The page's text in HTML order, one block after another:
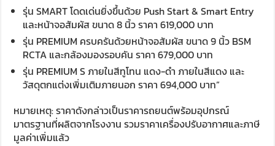
รุ่น SMART โดดเด่นยิ่งขึ้นด้วย Push Start & Smart Entry
และหน้าจอสัมผัส ขนาด 8 นิ้ว ราคา 619,000 บาท
รุ่น PREMIUM ครบครันด้วยหน้าจอสัมผัส ขนาด 9 นิ้ว BSM
RCTA และกล้องมองรอบคัน ราคา 679,000 บาท
รุ่น PREMIUM S ภายในสีทูโทน แดง-ดำ ภายในสีแดง และ
วัสดุตกแต่งเพิ่มเติมภายนอก ราคา 694,000 บาท”
หมายเหตุ: ราคาดังกล่าวเป็นราคารถยนต์พร้อมอุปกรณ์
มาตรฐานที่ผลิตจากโรงงาน รวมราคาเครื่องปรับอากาศและภาษี
มูลค่าเพิ่มแล้ว